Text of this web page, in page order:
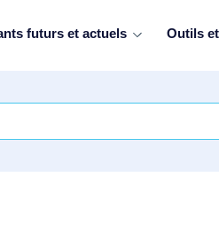
futurs et actuels Outils